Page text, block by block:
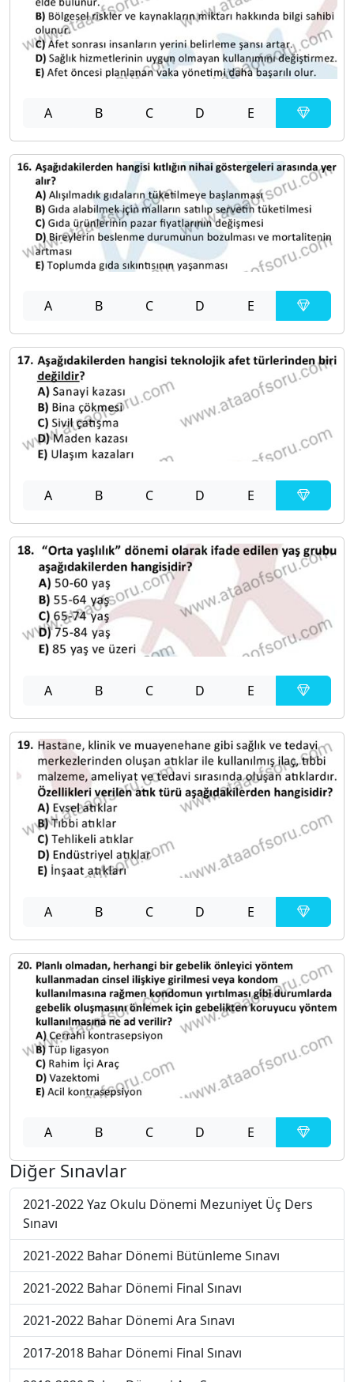
A B C D E
A B C D E
A B C D E
A B C D E
A B C D E
A B C D E
Diğer Sınavlar
2021-2022 Yaz Okulu Dönemi Mezuniyet Üç Ders
Sınavı
2021-2022 Bahar Dönemi Bütünleme Sınavı
2021-2022 Bahar Dönemi Final Sınavı
2021-2022 Bahar Dönemi Ara Sınavı
2017-2018 Bahar Dönemi Final Sınavı